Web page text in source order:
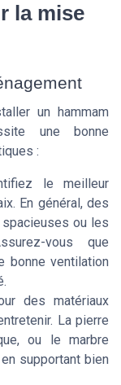
la mise
un hammam
une bonne
:
le meilleur
En général, des
ou les
vous que
bonne ventilation
des matériaux
La pierre
ou le marbre
supportant bien